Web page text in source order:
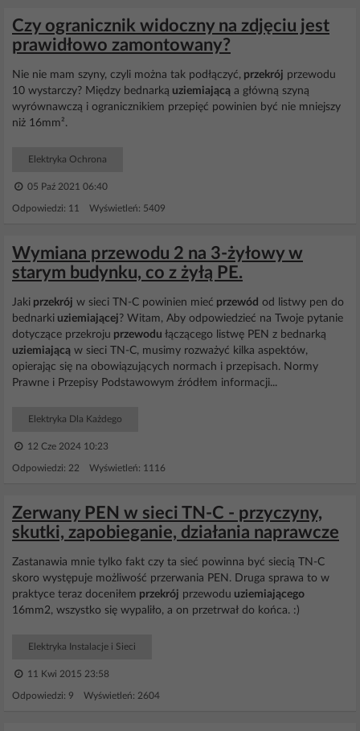
Czy ogranicznik widoczny na zdjęciu jest
prawidłowo zamontowany?
Nie nie mam szyny, czyli można tak podłączyć, przekrój przewodu
10 wystarczy? Między bednarką uziemiającą a główną szyną
wyrównawczą i ogranicznikiem przepięć powinien być nie mniejszy
niż 16mm².
Elektryka Ochrona
05 Paź 2021 06:40
Odpowiedzi: 11 Wyświetleń: 5409
Wymiana przewodu 2 na 3-żyłowy w
starym budynku, co z żyłą PE.
Jaki przekrój w sieci TN-C powinien mieć przewód od listwy pen do
bednarki uziemiającej? Witam, Aby odpowiedzieć na Twoje pytanie
dotyczące przekroju przewodu łączącego listwę PEN z bednarką
uziemiającą w sieci TN-C, musimy rozważyć kilka aspektów,
opierając się na obowiązujących normach i przepisach. Normy
Prawne i Przepisy Podstawowym źródłem informacji...
Elektryka Dla Każdego
12 Cze 2024 10:23
Odpowiedzi: 22 Wyświetleń: 1116
Zerwany PEN w sieci TN-C - przyczyny,
skutki, zapobieganie, działania naprawcze
Zastanawia mnie tylko fakt czy ta sieć powinna być siecią TN-C
skoro występuje możliwość przerwania PEN. Druga sprawa to w
praktyce teraz doceniłem przekrój przewodu uziemiającego
16mm2, wszystko się wypaliło, a on przetrwał do końca. :)
Elektryka Instalacje i Sieci
11 Kwi 2015 23:58
Odpowiedzi: 9 Wyświetleń: 2604